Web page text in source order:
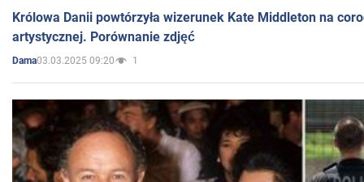
Królowa Danii powtórzyła wizerunek Kate Middleton na
artystycznej. Porównanie zdjęć
Dama03.03.2025 09:20 1